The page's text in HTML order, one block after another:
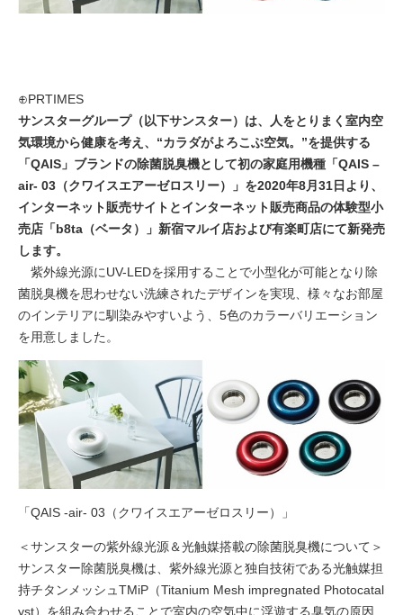
⊕PRTIMES
サンスターグループ（以下サンスター）は、人をとりまく室内空
気環境から健康を考え、“カラダがよろこぶ空気。”を提供する
「QAIS」ブランドの除菌脱臭機として初の家庭用機種「QAIS –
air- 03（クワイスエアーゼロスリー）」を2020年8月31日より、
インターネット販売サイトとインターネット販売商品の体験型小
売店「b8ta（ベータ）」新宿マルイ店および有楽町店にて新発売
します。
紫外線光源にUV-LEDを採用することで小型化が可能となり除
菌脱臭機を思わせない洗練されたデザインを実現、様々なお部屋
のインテリアに馴染みやすいよう、5色のカラーバリエーション
を用意しました。
「QAIS -air- 03（クワイスエアーゼロスリー）」
＜サンスターの紫外線光源＆光触媒搭載の除菌脱臭機について＞
サンスター除菌脱臭機は、紫外線光源と独自技術である光触媒担
持チタンメッシュTMiP（Titanium Mesh impregnated Photocatal
yst）を組み合わせることで室内の空気中に浮遊する臭気の原因